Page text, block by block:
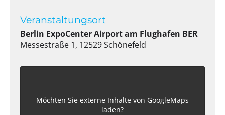
Veranstaltungsort
Berlin ExpoCenter Airport am Flughafen BER
Messestraße 1, 12529 Schönefeld
Möchten Sie externe Inhalte von GoogleMaps
laden?